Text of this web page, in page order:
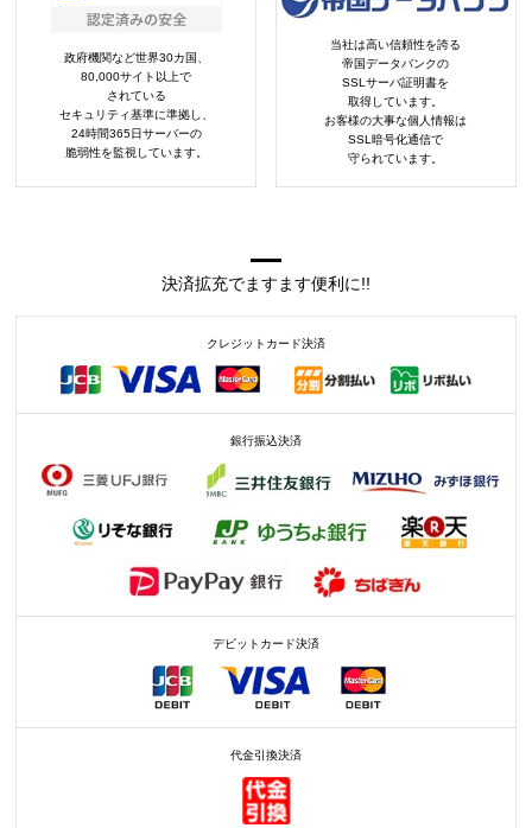
政府機関など世界30カ国、
80,000サイト以上で
されている
セキュリティ基準に準拠し、
24時間365日サーバーの
脆弱性を監視しています。
当社は高い信頼性を誇る
帝国データバンクの
SSLサーバ証明書を
取得しています。
お客様の大事な個人情報は
SSL暗号化通信で
守られています。
決済拡充でますます便利に!!
クレジットカード決済
銀行振込決済
デビットカード決済
代金引換決済